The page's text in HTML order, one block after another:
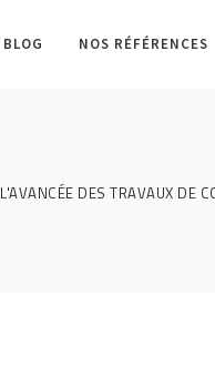
BLOG NOS RÉFÉRENCES
L'AVANCÉE DES TRAVAUX DE